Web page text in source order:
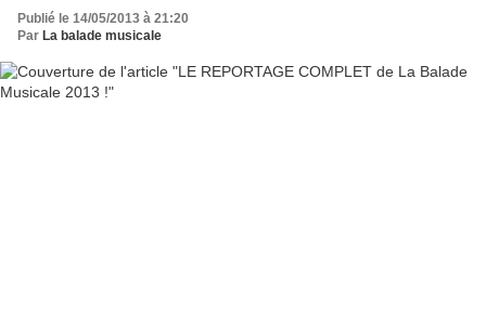
Publié le 14/05/2013 à 21:20
Par La balade musicale